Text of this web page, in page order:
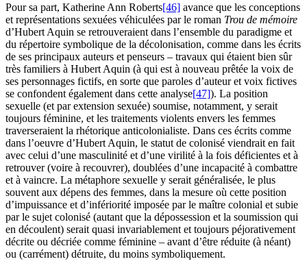
Pour sa part, Katherine Ann Roberts[46] avance que les conceptions
et représentations sexuées véhiculées par le roman Trou de mémoire
d’Hubert Aquin se retrouveraient dans l’ensemble du paradigme et
du répertoire symbolique de la décolonisation, comme dans les écrits
de ses principaux auteurs et penseurs – travaux qui étaient bien sûr
très familiers à Hubert Aquin (à qui est à nouveau prêtée la voix de
ses personnages fictifs, en sorte que paroles d’auteur et voix fictives
se confondent également dans cette analyse[47]). La position
sexuelle (et par extension sexuée) soumise, notamment, y serait
toujours féminine, et les traitements violents envers les femmes
traverseraient la rhétorique anticolonialiste. Dans ces écrits comme
dans l’oeuvre d’Hubert Aquin, le statut de colonisé viendrait en fait
avec celui d’une masculinité et d’une virilité à la fois déficientes et à
retrouver (voire à recouvrer), doublées d’une incapacité à combattre
et à vaincre. La métaphore sexuelle y serait généralisée, le plus
souvent aux dépens des femmes, dans la mesure où cette position
d’impuissance et d’infériorité imposée par le maître colonial et subie
par le sujet colonisé (autant que la dépossession et la soumission qui
en découlent) serait quasi invariablement et toujours péjorativement
décrite ou décriée comme féminine – avant d’être réduite (à néant)
ou (carrément) détruite, du moins symboliquement.